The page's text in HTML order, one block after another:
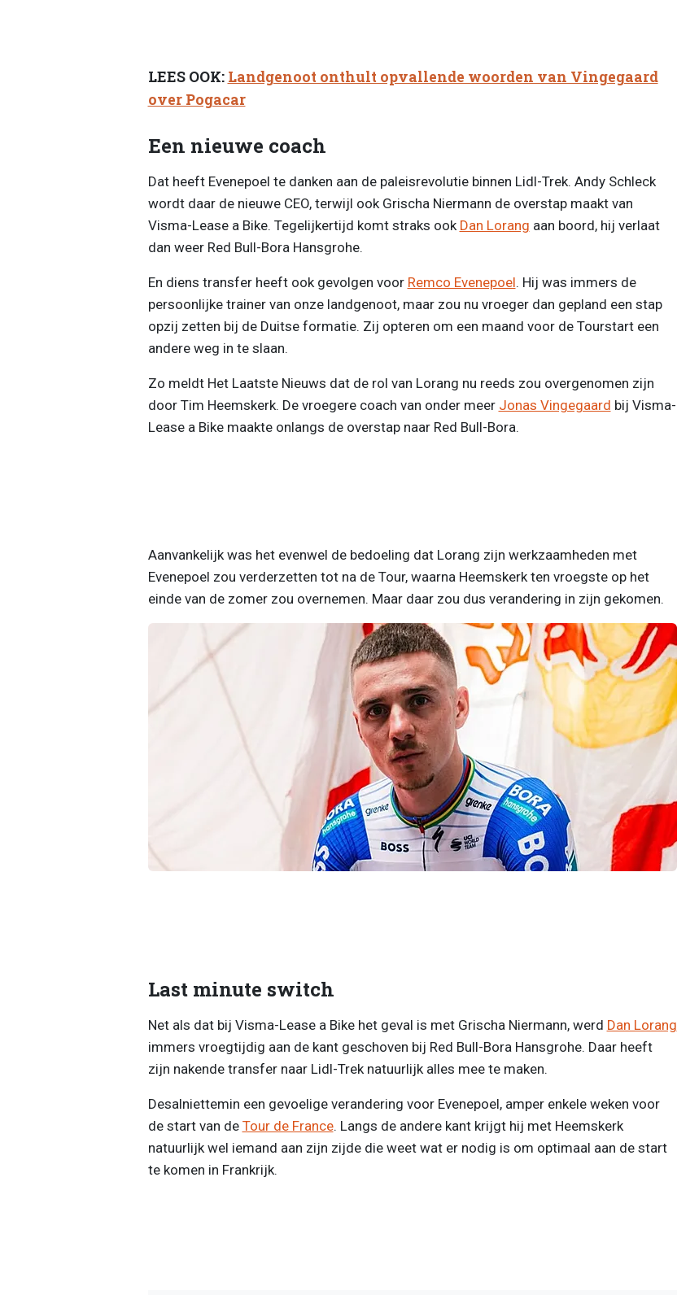
LEES OOK: Landgenoot onthult opvallende woorden van Vingegaard
over Pogacar
Een nieuwe coach
Dat heeft Evenepoel te danken aan de paleisrevolutie binnen Lidl-Trek. Andy Schleck
wordt daar de nieuwe CEO, terwijl ook Grischa Niermann de overstap maakt van
Visma-Lease a Bike. Tegelijkertijd komt straks ook Dan Lorang aan boord, hij verlaat
dan weer Red Bull-Bora Hansgrohe.
En diens transfer heeft ook gevolgen voor Remco Evenepoel. Hij was immers de
persoonlijke trainer van onze landgenoot, maar zou nu vroeger dan gepland een stap
opzij zetten bij de Duitse formatie. Zij opteren om een maand voor de Tourstart een
andere weg in te slaan.
Zo meldt Het Laatste Nieuws dat de rol van Lorang nu reeds zou overgenomen zijn
door Tim Heemskerk. De vroegere coach van onder meer Jonas Vingegaard bij Visma-
Lease a Bike maakte onlangs de overstap naar Red Bull-Bora.
Aanvankelijk was het evenwel de bedoeling dat Lorang zijn werkzaamheden met
Evenepoel zou verderzetten tot na de Tour, waarna Heemskerk ten vroegste op het
einde van de zomer zou overnemen. Maar daar zou dus verandering in zijn gekomen.
Last minute switch
Net als dat bij Visma-Lease a Bike het geval is met Grischa Niermann, werd Dan Lorang
immers vroegtijdig aan de kant geschoven bij Red Bull-Bora Hansgrohe. Daar heeft
zijn nakende transfer naar Lidl-Trek natuurlijk alles mee te maken.
Desalniettemin een gevoelige verandering voor Evenepoel, amper enkele weken voor
de start van de Tour de France. Langs de andere kant krijgt hij met Heemskerk
natuurlijk wel iemand aan zijn zijde die weet wat er nodig is om optimaal aan de start
te komen in Frankrijk.